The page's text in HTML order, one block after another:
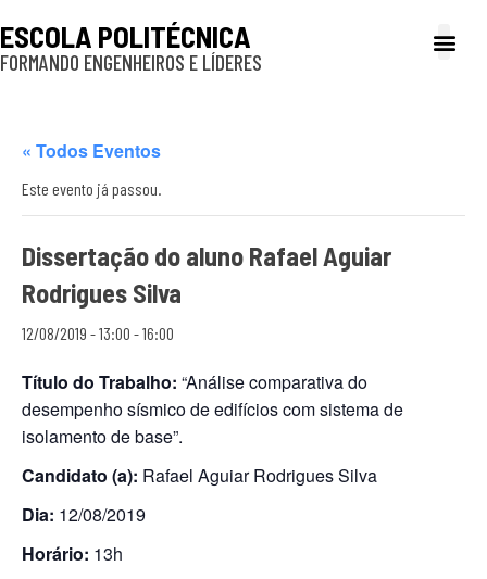
ESCOLA POLITÉCNICA
FORMANDO ENGENHEIROS E LÍDERES
« Todos Eventos
Este evento já passou.
Dissertação do aluno Rafael Aguiar
Rodrigues Silva
12/08/2019 - 13:00 -16:00
Título do Trabalho: “Análise comparativa do
desempenho sísmico de edifícios com sistema de
isolamento de base”.
Candidato (a): Rafael Aguiar Rodrigues Silva
Dia: 12/08/2019
Horário: 13h